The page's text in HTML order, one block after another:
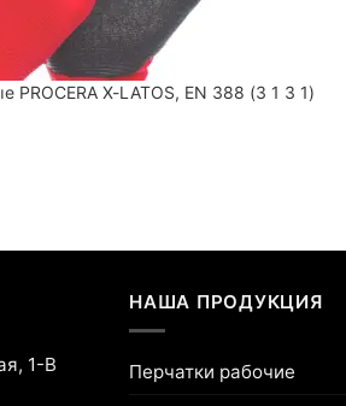
PROCERA X-LATOS, EN 388 (3 1 3 1)
1-В
НАША ПРОДУКЦИЯ
Перчатки рабочие